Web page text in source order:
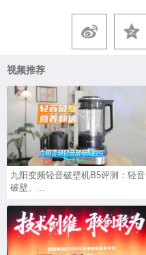
视频推荐
九阳变频轻音破壁机B5评测：轻音
破壁、...